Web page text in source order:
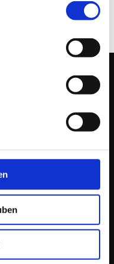
Strategien und deren
Historisch bedingt bin ich